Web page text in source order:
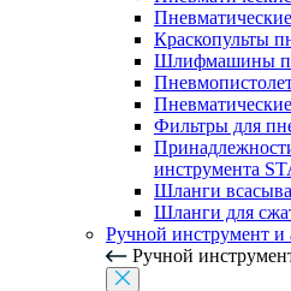
Краскопульты
Шлифмашины
Фильтры для
инструмента
Шланги
Шланги для
Ручной инструмент
Ручной